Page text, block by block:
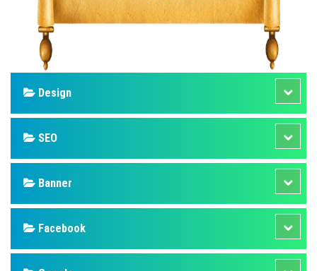
Design
SEO
Banner
Facebook